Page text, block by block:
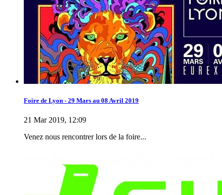
Foire de Lyon - 29 Mars au 08 Avril 2019
21 Mar 2019, 12:09
Venez nous rencontrer lors de la foire...